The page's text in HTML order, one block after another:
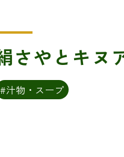
さやとキヌ
#汁物・スープ